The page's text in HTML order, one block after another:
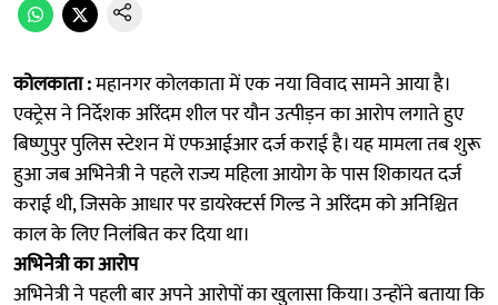
कोलकाता :महानगर कोलकाता में एक नया विवाद सामने आया है।
एक्ट्रेस ने निर्देशक अरिंदम शील पर यौन उत्पीड़न का आरोप लगाते हुए
बिष्णुपुर पुलिस स्टेशन में एफआईआर दर्ज कराई है। यह मामला तब शुरू
हुआ जब अभिनेत्री ने पहले राज्य महिला आयोग के पास शिकायत दर्ज
कराई थी, जिसके आधार पर डायरेक्टर्स गिल्ड ने अरिंदम को अनिश्चित
काल के लिए निलंबित कर दिया था।
अभिनेत्री का आरोप
अभिनेत्री ने पहली बार अपने आरोपों का खुलासा किया। उन्होंने बताया कि